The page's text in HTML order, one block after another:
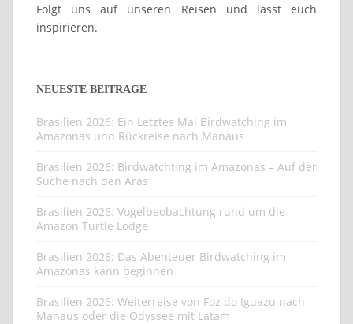
Folgt uns auf unseren Reisen und lasst euch
inspirieren.
NEUESTE BEITRÄGE
Brasilien 2026: Ein Letztes Mal Birdwatching im
Amazonas und Rückreise nach Manaus
Brasilien 2026: Birdwatchting im Amazonas – Auf der
Suche nach den Aras
Brasilien 2026: Vogelbeobachtung rund um die
Amazon Turtle Lodge
Brasilien 2026: Das Abenteuer Birdwatching im
Amazonas kann beginnen
Brasilien 2026: Weiterreise von Foz do Iguazu nach
Manaus oder die Odyssee mit Latam